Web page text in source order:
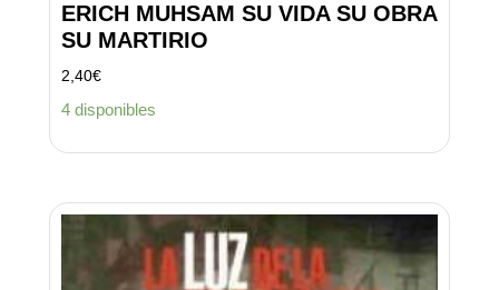
ERICH MUHSAM SU VIDA SU OBRA
SU MARTIRIO
2,40€
4 disponibles